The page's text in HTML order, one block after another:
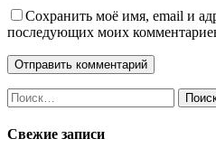
Сохранить моё имя, email и
последующих моих
Найти:
Свежие записи